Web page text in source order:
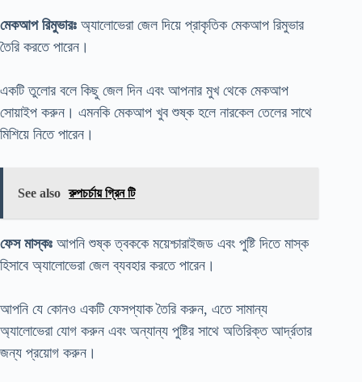
মেকআপ রিমুভারঃ অ্যালোভেরা জেল দিয়ে প্রাকৃতিক মেকআপ রিমুভার
তৈরি করতে পারেন।
একটি তুলোর বলে কিছু জেল দিন এবং আপনার মুখ থেকে মেকআপ
সোয়াইপ করুন। এমনকি মেকআপ খুব শুষ্ক হলে নারকেল তেলের সাথে
মিশিয়ে নিতে পারেন।
See also রুপচর্চায় গ্রিন টি
ফেস মাস্কঃ আপনি শুষ্ক ত্বককে ময়েশ্চারাইজড এবং পুষ্টি দিতে মাস্ক
হিসাবে অ্যালোভেরা জেল ব্যবহার করতে পারেন।
আপনি যে কোনও একটি ফেসপ্যাক তৈরি করুন, এতে সামান্য
অ্যালোভেরা যোগ করুন এবং অন্যান্য পুষ্টির সাথে অতিরিক্ত আর্দ্রতার
জন্য প্রয়োগ করুন।